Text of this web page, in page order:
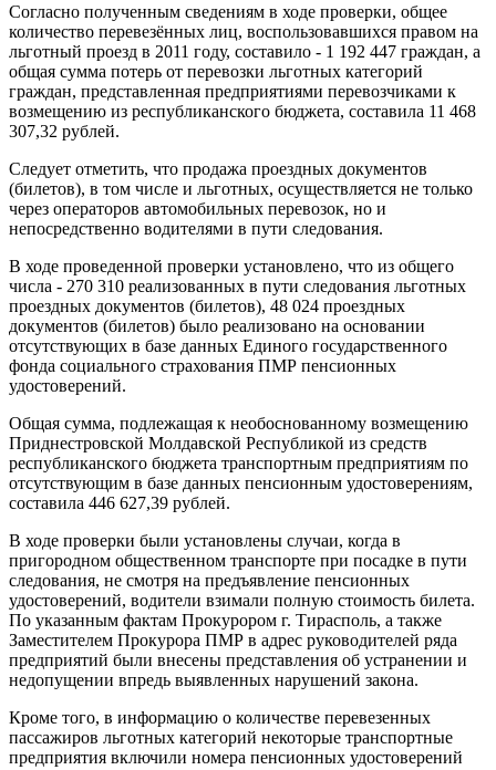
Согласно полученным сведениям в ходе проверки, общее
количество перевезённых лиц, воспользовавшихся правом на
льготный проезд в 2011 году, составило - 1 192 447 граждан, а
общая сумма потерь от перевозки льготных категорий
граждан, представленная предприятиями перевозчиками к
возмещению из республиканского бюджета, составила 11 468
307,32 рублей.
Следует отметить, что продажа проездных документов
(билетов), в том числе и льготных, осуществляется не только
через операторов автомобильных перевозок, но и
непосредственно водителями в пути следования.
В ходе проведенной проверки установлено, что из общего
числа - 270 310 реализованных в пути следования льготных
проездных документов (билетов), 48 024 проездных
документов (билетов) было реализовано на основании
отсутствующих в базе данных Единого государственного
фонда социального страхования ПМР пенсионных
удостоверений.
Общая сумма, подлежащая к необоснованному возмещению
Приднестровской Молдавской Республикой из средств
республиканского бюджета транспортным предприятиям по
отсутствующим в базе данных пенсионным удостоверениям,
составила 446 627,39 рублей.
В ходе проверки были установлены случаи, когда в
пригородном общественном транспорте при посадке в пути
следования, не смотря на предъявление пенсионных
удостоверений, водители взимали полную стоимость билета.
По указанным фактам Прокурором г. Тирасполь, а также
Заместителем Прокурора ПМР в адрес руководителей ряда
предприятий были внесены представления об устранении и
недопущении впредь выявленных нарушений закона.
Кроме того, в информацию о количестве перевезенных
пассажиров льготных категорий некоторые транспортные
предприятия включили номера пенсионных удостоверений